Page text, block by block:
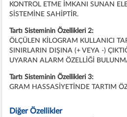
KONTROL ETME İMKANI SUNAN
SİSTEMİNE SAHİPTİR.
Tartı Sisteminin Özellikleri 2:
ÖLÇÜLEN KİLOGRAM KULLANICI
SINIRLARIN DIŞINA (+ VEYA -)
UYARAN ALARM ÖZELLİĞİ
Tartı Sisteminin Özellikleri 3:
GRAM HASSASİYETİNDE TARTIM
Diğer Özellikler